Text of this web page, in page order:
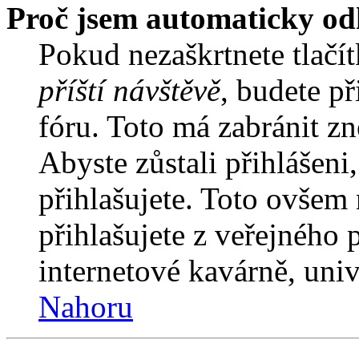
Proč jsem automaticky
Pokud nezaškrtnete
příští návštěvě, budete
fóru. Toto má zabránit
Abyste zůstali
přihlašujete. Toto
přihlašujete z veřejného
internetové kavárně,
Nahoru